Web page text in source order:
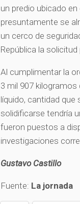
un predio ubicado
presuntamente se
un cerco de
República la solicitud
Al cumplimentar la
3 mil 907
líquido, cantidad
solidificarse tendría
fueron puestos a
investigaciones
Gustavo Castillo
Fuente: La jornada